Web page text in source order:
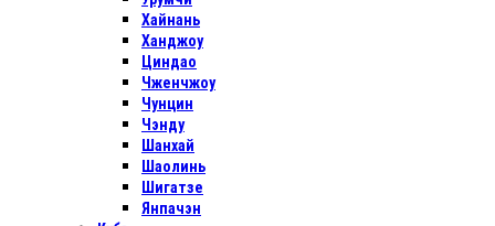
Хайнань
Ханджоу
Циндао
Чженчжоу
Чунцин
Чэнду
Шанхай
Шаолинь
Шигатзе
Янпачэн